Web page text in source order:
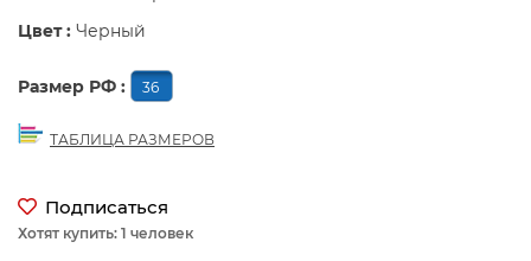
Цвет : Черный
Размер РФ : 36
ТАБЛИЦА РАЗМЕРОВ
Подписаться
Хотят купить: 1 человек